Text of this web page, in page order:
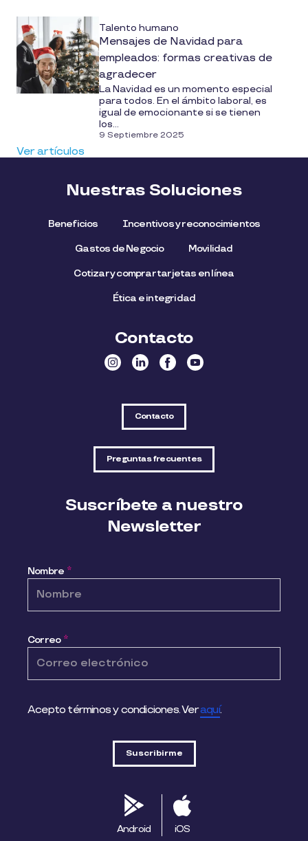
Talento humano
Mensajes de Navidad para
empleados: formas creativas de
agradecer
La Navidad es un momento especial
para todos. En el ámbito laboral, es
igual de emocionante si se tienen
los...
9 Septiembre 2025
Ver artículos
Nuestras Soluciones
Beneficios Incentivos y reconocimientos
Gastos de Negocio Movilidad
Cotizar y comprar tarjetas en línea
Ética e integridad
Contacto
Contacto
Preguntas frecuentes
Suscríbete a nuestro
Newsletter
Nombre *
Correo *
Acepto términos y condiciones. Veraquí.
Android iOS